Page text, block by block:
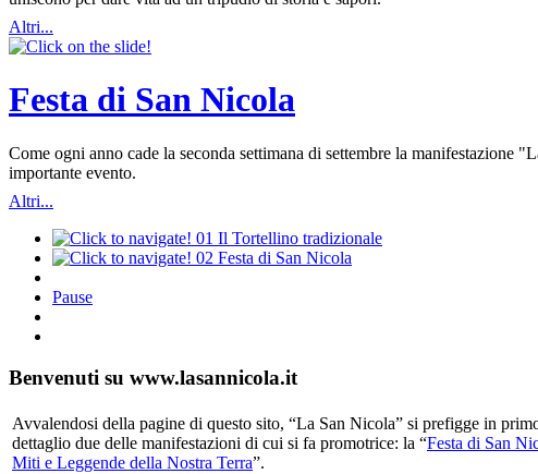
Altri...
Festa di San Nicola
Come ogni anno cade la seconda settimana di settembre la manifestazione
importante evento.
Altri...
01 Il Tortellino tradizionale
02 Festa di San Nicola
Pause
Benvenuti su www.lasannicola.it
Avvalendosi della pagine di questo sito, “La San Nicola” si prefigge in
dettaglio due delle manifestazioni di cui si fa promotrice: la “Festa di San
Miti e Leggende della Nostra Terra”.